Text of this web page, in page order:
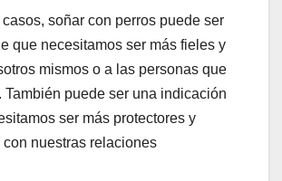
soñar con perros puede ser
que necesitamos ser más fieles y
mismos o a las personas que
También puede ser una indicación
ser más protectores y
nuestras relaciones